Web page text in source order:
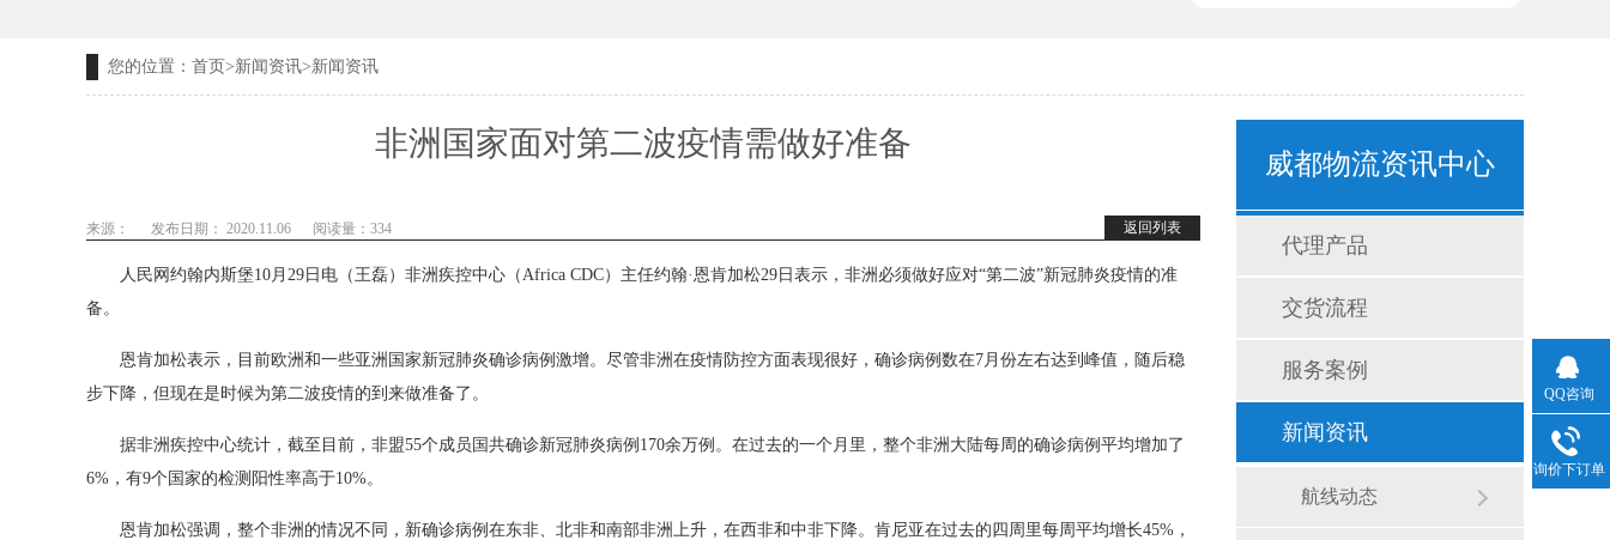
您的位置： 首页>新闻资讯>新闻资讯
非洲国家面对第二波疫情需做好准备
返回列表
来源： 发布日期： 2020.11.06 阅读量： 334
人民网约翰内斯堡10月 29 日电（王磊）非洲疾控中心（Africa CDC）主任约翰·恩肯加松29 日表示，非洲必须做好应对“第二波”新冠肺炎疫情的准
备。
恩肯加松表示，目前欧洲和一些亚洲国家新冠肺炎确诊病例激增。尽管非洲在疫情防控方面表现很好，确诊病例数在7月份左右达到峰值，随后稳
步下降，但现在是时候为第二波疫情的到来做准备了。
据非洲疾控中心统计，截至目前，非盟55个成员国共确诊新冠肺炎病例 170余万例。在过去的一个月里，整个非洲大陆每周的确诊病例平均增加了
6% ，有9个国家的检测阳性率高于10%。
恩肯加松强调，整个非洲的情况不同，新确诊病例在东非、北非和南部非洲上升，在西非和中非下降。肯尼亚在过去的四周里每周平均增长45% ，
威都物流资讯中心
代理产品
交货流程
服务案例
新闻资讯
航线动态
QQ咨询
询价下订单